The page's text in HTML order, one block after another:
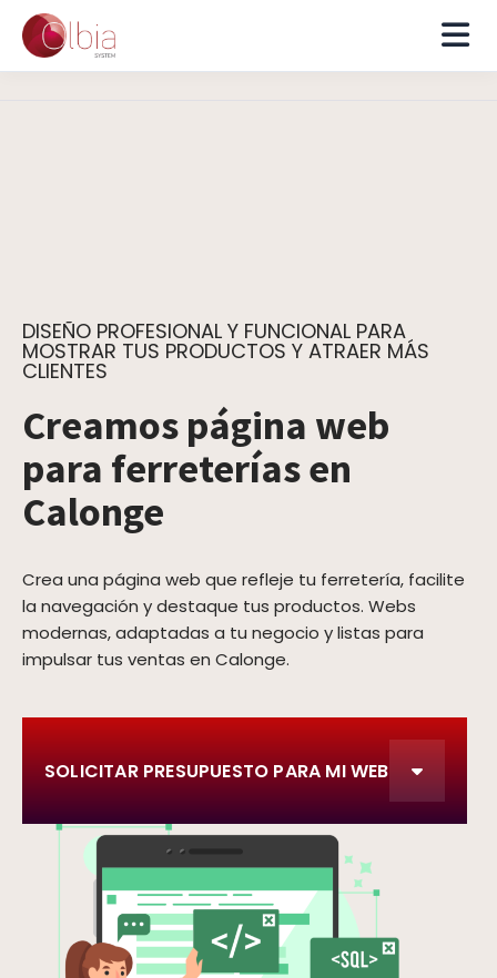
DISEÑO PROFESIONAL Y FUNCIONAL PARA
MOSTRAR TUS PRODUCTOS Y ATRAER MÁS
CLIENTES
Creamos página web
para ferreterías en
Calonge
Crea una página web que refleje tu ferretería, facilite
la navegación y destaque tus productos. Webs
modernas, adaptadas a tu negocio y listas para
impulsar tus ventas en Calonge.
SOLICITAR PRESUPUESTO PARA MI WEB